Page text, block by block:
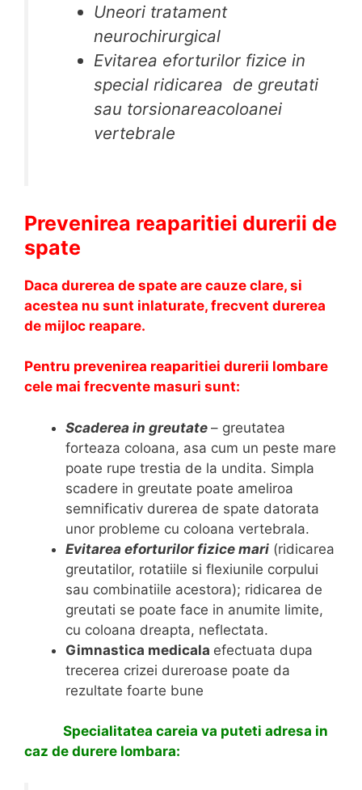
Uneori tratament
neurochirurgical
Evitarea eforturilor fizice in
special ridicarea de greutati
sau torsionareacoloanei
vertebrale
Prevenirea reaparitiei durerii de
spate
Daca durerea de spate are cauze clare, si
acestea nu sunt inlaturate, frecvent durerea
de mijloc reapare.
Pentru prevenirea reaparitiei durerii lombare
cele mai frecvente masuri sunt:
Scaderea in greutate – greutatea
forteaza coloana, asa cum un peste mare
poate rupe trestia de la undita. Simpla
scadere in greutate poate ameliroa
semnificativ durerea de spate datorata
unor probleme cu coloana vertebrala.
Evitarea eforturilor fizice mari (ridicarea
greutatilor, rotatiile si flexiunile corpului
sau combinatiile acestora); ridicarea de
greutati se poate face in anumite limite,
cu coloana dreapta, neflectata.
Gimnastica medicala efectuata dupa
trecerea crizei dureroase poate da
rezultate foarte bune
Specialitatea careia va puteti adresa in
caz de durere lombara: